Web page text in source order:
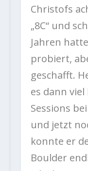
Christofs
„8C“ und
Jahren
probiert,
geschafft.
es dann
Sessions
und jetzt
konnte er
Boulder